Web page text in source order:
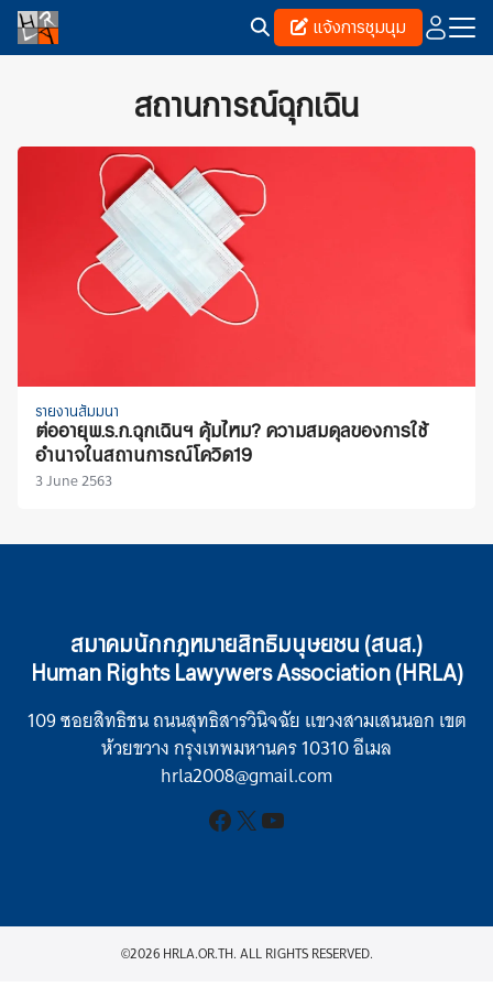
Skip
แจ้งการชุมนุม
สถานการณ์ฉุกเฉิน
รายงานสัมมนา
ต่ออายุพ.ร.ก.ฉุกเฉินฯ คุ้มไหม? ความสมดุลของการใช้
อำนาจในสถานการณ์โควิด19
3 June 2563
สมาคมนักกฎหมายสิทธิมนุษยชน (สนส.)
Human Rights Lawywers Association (HRLA)
109 ซอยสิทธิชน ถนนสุทธิสารวินิจฉัย แขวงสามเสนนอก เขต
ห้วยขวาง กรุงเทพมหานคร 10310 อีเมล
hrla2008@gmail.com
Facebook
X YouTube
©2026 HRLA.OR.TH. ALL RIGHTS RESERVED.